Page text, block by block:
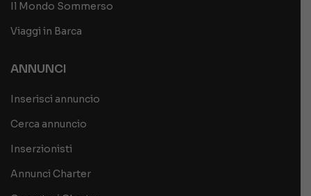
Il Mondo Sommerso
Viaggi in Barca
ANNUNCI
Inserisci annuncio
Cerca annuncio
Inserzionisti
Annunci Charter